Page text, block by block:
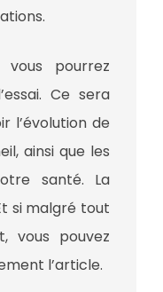
vous pourrez
Ce sera
l’évolution de
ainsi que les
santé. La
si malgré tout
vous pouvez
l’article.